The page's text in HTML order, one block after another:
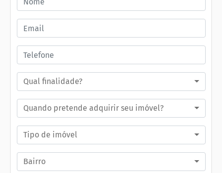
Qual finalidade?
Quando pretende adquirir seu imóvel?
Tipo de imóvel
Bairro